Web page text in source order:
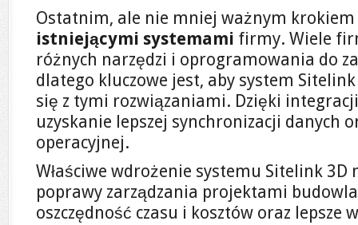
Ostatnim, ale nie mniej ważnym
istniejącymi systemami firmy. Wiele
różnych narzędzi i oprogramowania do
dlatego kluczowe jest, aby system
się z tymi rozwiązaniami. Dzięki
uzyskanie lepszej synchronizacji danych
operacyjnej.
Właściwe wdrożenie systemu Sitelink 3D
poprawy zarządzania projektami
oszczędność czasu i kosztów oraz lepsze